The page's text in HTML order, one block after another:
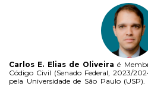
Carlos E. Elias de Oliveira é
Código Civil (Senado Federal, 2023/
pela Universidade de São Paulo